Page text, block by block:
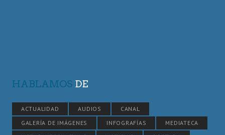
HABLAMOS DE
ACTUALIDAD AUDIOS
CANAL
GALERÍA DE IMÁGENES
INFOGRAFÍAS
MEDIATECA